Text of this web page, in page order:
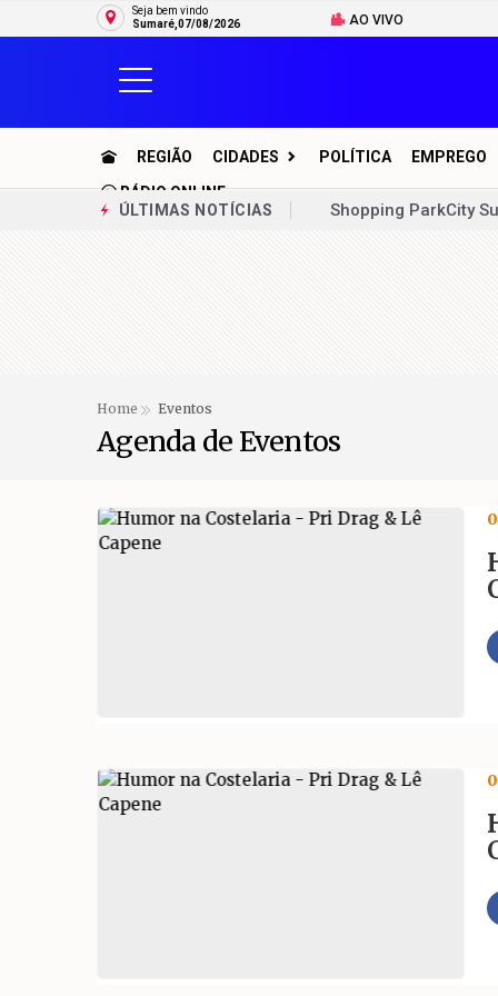
Seja bem vindo
Sumaré,07/08/2026
AO VIVO
REGIÃO CIDADES POLÍTICA
EMPREGO
RÁDIO ONLINE
ÚLTIMAS NOTÍCIAS
Prefeitura de
Inscrições para o
Bom Retiro e
Shopping ParkCity
Home Eventos
Agenda de Eventos